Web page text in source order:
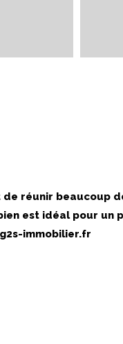
réunir beaucoup
est idéal pour
immobilier.fr